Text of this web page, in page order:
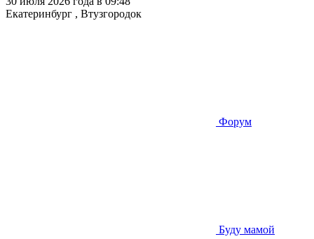
Екатеринбург , Втузгородок
Форум
Буду мамой